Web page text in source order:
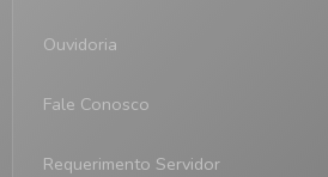
Ouvidoria
Fale Conosco
Requerimento Servidor